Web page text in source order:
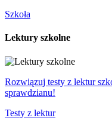
Szkoła
Lektury szkolne
Rozwiązuj testy z lektur
sprawdzianu!
Testy z lektur